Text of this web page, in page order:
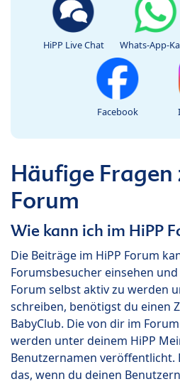
HiPP Live Chat Whats-App-
Facebook
Häufige Fragen
Forum
Wie kann ich im HiPP
Die Beiträge im HiPP Forum
Forumsbesucher einsehen und
Forum selbst aktiv zu werden
schreiben, benötigst du einen
BabyClub. Die von dir im
werden unter deinem HiPP
Benutzernamen veröffentlicht.
das, wenn du deinen